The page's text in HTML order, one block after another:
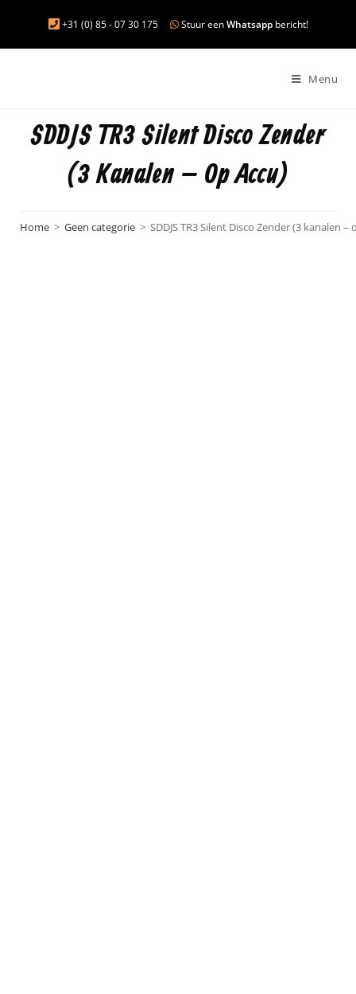
+31 (0) 85 - 07 30 175 Stuur eenWhatsappbericht!
Menu
SDDJS TR3 Silent Disco Zender
(3 Kanalen – Op Accu)
Home > Geen categorie > SDDJS TR3 Silent Disco Zender (3 kanalen –